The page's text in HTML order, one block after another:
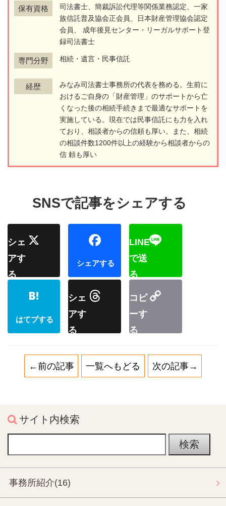
保有資格
司法書士、簡裁訴訟代理等関係業務認定、一家
族信託普及協会正会員、日本財産管理協会認定
会員、 成年後見センター・リーガルサポート登
録司法書士
専門分野 相続・遺言・民事信託
経歴
みなみ司法書士事務所の代表を務める。生前に
おけるご自身の「財産管理」のサポートから亡
くなった後の相続手続きまで最適なサポートを
実施している。現在では民事信託にも力を入れ
ており、相談者からの信頼も厚い。また、相続
の相談件数1200件以上の経験から相談者からの
信 頼も厚い
←前の記事 一覧へもどる 次の記事→
サイト内検索
事務所紹介(16)